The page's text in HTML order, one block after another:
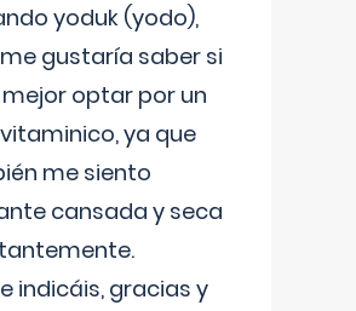
yoduk (yodo),
gustaría saber si
optar por un
ya que
me siento
cansada y seca
indicáis, gracias y